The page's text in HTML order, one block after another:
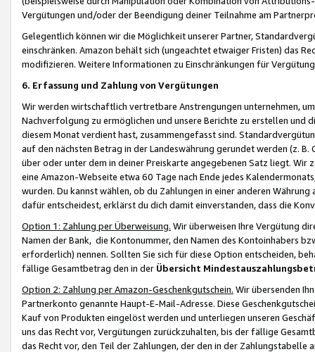
Vergütungen und/oder der Beendigung deiner Teilnahme am
Gelegentlich können wir die Möglichkeit unserer Partner,
einschränken. Amazon behält sich (ungeachtet etwaiger Fristen) das
modifizieren. Weitere Informationen zu Einschränkungen für
6. Erfassung und Zahlung von Vergütungen
Wir werden wirtschaftlich vertretbare Anstrengungen unternehmen,
Nachverfolgung zu ermöglichen und unsere Berichte zu erstellen und
diesem Monat verdient hast, zusammengefasst sind.
auf den nächsten Betrag in der Landeswährung gerundet werden (z.
über oder unter dem in deiner Preiskarte angegebenen Satz liegt.
eine Amazon-Webseite etwa 60 Tage nach Ende jedes
wurden. Du kannst wählen, ob du Zahlungen in einer anderen
dafür entscheidest, erklärst du dich damit einverstanden, dass die
Option 1: Zahlung per Überweisung. Wir überweisen Ihre Vergütung
Namen der Bank, die Kontonummer, den Namen des Kontoinhabers
erforderlich) nennen. Sollten Sie sich für diese Option entscheiden,
fällige Gesamtbetrag den in der Übersicht
Option 2: Zahlung per Amazon-Geschenkgutschein. Wir übersenden
Partnerkonto genannte Haupt-E-Mail-Adresse. Diese
Kauf von Produkten eingelöst werden und unterliegen unseren
uns das Recht vor, Vergütungen zurückzuhalten, bis der fällige
das Recht vor, den Teil der Zahlungen, der den in der